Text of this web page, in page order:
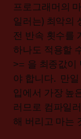
프로그래머의
일러는) 최악의
전 반속 횟수를
하나도 적용할
>= 을 최종값이
야 합니다. 만
입에서 가장 높
러므로 컴파일
해 버리고 마는